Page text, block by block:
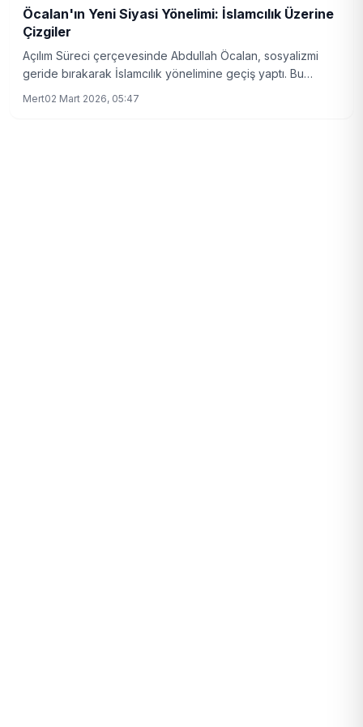
Öcalan'ın Yeni Siyasi Yönelimi: İslamcılık Üzerine
Çizgiler
Açılım Süreci çerçevesinde Abdullah Öcalan, sosyalizmi
geride bırakarak İslamcılık yönelimine geçiş yaptı. Bu
Mert02 Mart 2026, 05:47